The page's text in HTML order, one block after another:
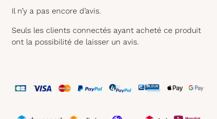
Il n’y a pas encore d’avis.
Seuls les clients connectés ayant acheté ce produit
ont la possibilité de laisser un avis.